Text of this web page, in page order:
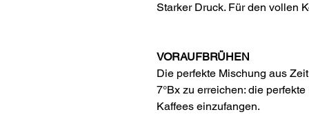
Starker Druck. Für den vollen
VORAUFBRÜHEN
Die perfekte Mischung aus
7°Bx zu erreichen: die
Kaffees einzufangen.